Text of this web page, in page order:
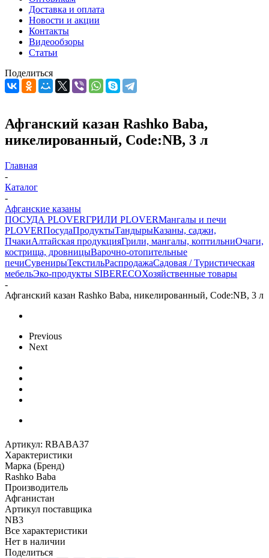
Доставка и оплата
Новости и акции
Контакты
Видеообзоры
Статьи
Поделиться
Афганский казан Rashko Baba,
никелированный, Code:NB, 3 л
Главная
-
Каталог
-
Афганские казаны
ПОСУДА PLOVERГРИЛИ PLOVERМангалы и печи
PLOVERПосудаПродуктыТандырыКазаны, саджи,
ПчакиАлтайская продукцияГрили, мангалы, коптильниОчаги,
кострища, дровницыВарочно-отопительные
печиСувенирыТекстильРаспродажаСадовая / Туристическая
мебельЭко-продукты SIBERECOХозяйственные товары
-
Афганский казан Rashko Baba, никелированный, Code:NB, 3 л
Previous
Next
Артикул: RBABA37
Характеристики
Марка (Бренд)
Rashko Baba
Производитель
Афганистан
Артикул поставщика
NB3
Все характеристики
Нет в наличии
Поделиться